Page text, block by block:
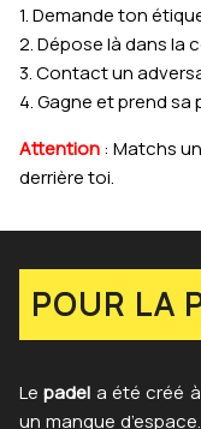
1. Demande ton
2. Dépose là dans la
3. Contact un
4. Gagne et prend sa
Attention: Matchs
derrière toi.
POUR LA
Lepadel a été créé
un manque